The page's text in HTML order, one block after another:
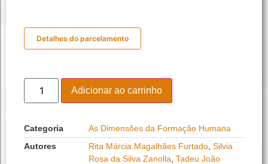
Detalhes do parcelamento
Adicionar ao carrinho
Categoria
As Dimensões da Formação Humana
Autores
Rita Márcia Magalhães Furtado Silvia
Rosa da Silva Zanolla Tadeu João